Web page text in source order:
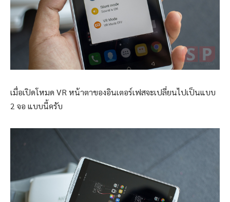
เมื่อเปิดโหมด VR หน้าตาของอินเตอร์เฟสจะเปลี่ยนไปเป็นแบบ
2 จอ แบบนี้ครับ